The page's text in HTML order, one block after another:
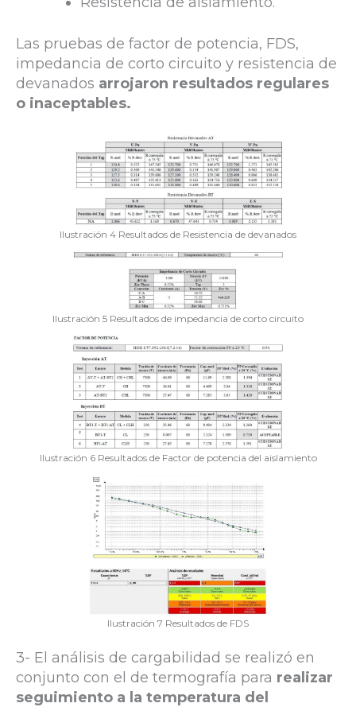
Las pruebas de factor de potencia, FDS,
impedancia de corto circuito y resistencia de
devanados arrojaron resultados regulares
o inaceptables.
Ilustración 4 Resultados de Resistencia de devanados
Ilustración 5 Resultados de impedancia de corto circuito
Ilustración 6 Resultados de Factor de potencia del aislamiento
Ilustración 7 Resultados de FDS
3- El análisis de cargabilidad se realizó en
conjunto con el de termografía para realizar
seguimiento a la temperatura del